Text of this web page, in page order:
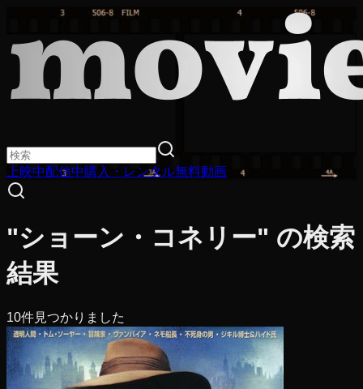
上映中配信中購入・レンタル無料動画
"ショーン・コネリー" の検索
結果
10件見つかりました